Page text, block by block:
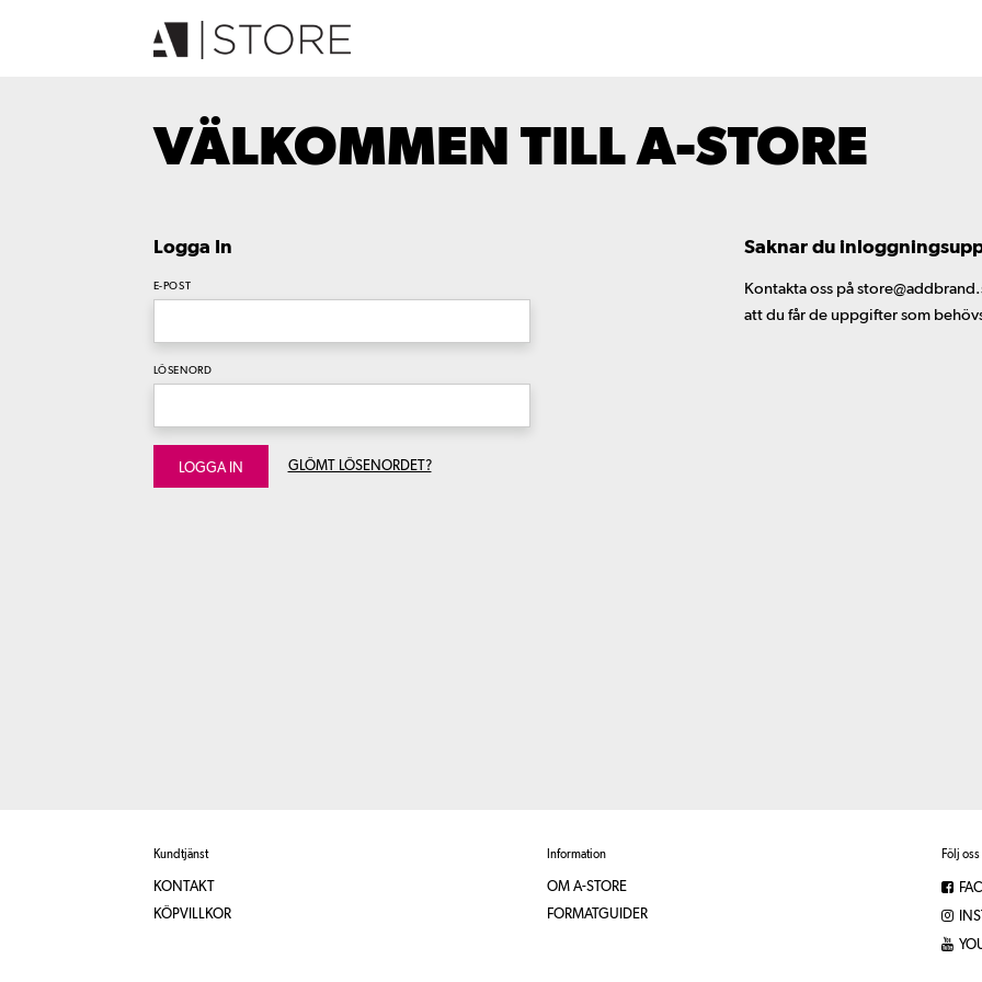
VÄLKOMMEN TILL A-STORE
Logga In
E-POST
LÖSENORD
LOGGA IN GLÖMT LÖSENORDET?
Saknar du
Kontakta oss på
att du får de uppgifter som
Kundtjänst
KONTAKT
KÖPVILLKOR
Information
OM A-STORE
FORMATGUIDER
Följ oss